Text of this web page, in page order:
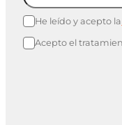
He leído y acepto la
Acepto el